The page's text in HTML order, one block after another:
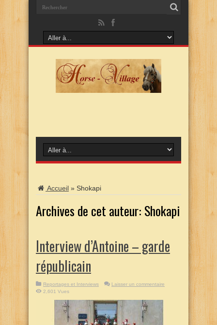
Accueil » Shokapi
Archives de cet auteur: Shokapi
Interview d’Antoine – garde
républicain
Reportages et Interviews
Laisser un commentaire
2,601 Vues